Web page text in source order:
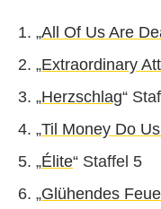
„All Of Us Are
„Extraordinary
„Herzschlag“
„Til Money Do
„Élite“ Staffel 5
„Glühendes